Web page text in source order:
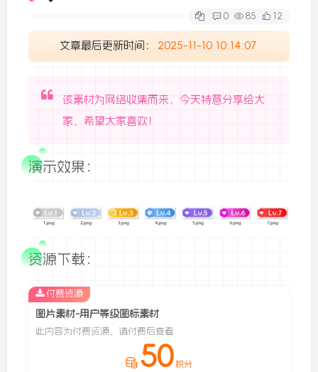
0 85 12
文章最后更新时间： 2025-11-10 10:14:07
该素材为网络收集而来，今天特意分享给大
家，希望大家喜欢！
演示效果：
资源下载：
图片素材-用户等级图标素材
此内容为付费资源，请付费后查看
50 积分
付费资源